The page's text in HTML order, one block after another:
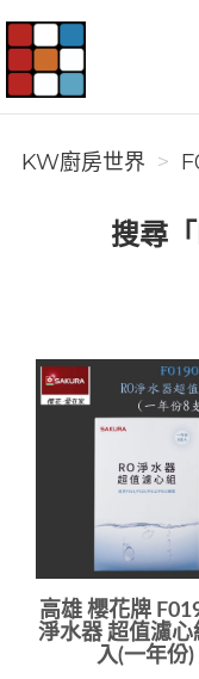
KW廚房世界
KW廚房世界
搜尋
高雄 櫻花牌
淨水器 超值濾心
入(一年份)